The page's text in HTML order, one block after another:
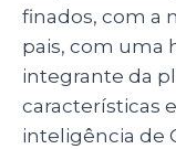
finados, com a
pais, com uma
integrante da
características
inteligência de